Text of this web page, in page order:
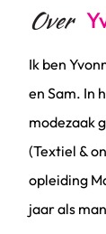
Over
Ik ben
en Sam. In
modezaak
(Textiel &
opleiding
jaar als